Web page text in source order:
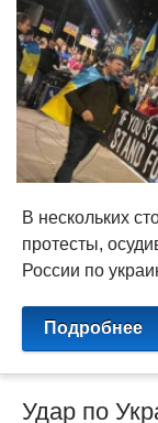
В нескольких
протесты,
России по
Подробнее
Удар по